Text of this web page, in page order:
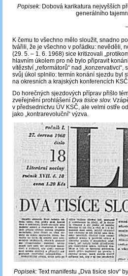
Popisek: Dobová karikatura nejvyšších
generálního
K čemu to všechno mělo sloužit, snadno
tvářili, že je všechno v pořádku: nevěděli,
(29. 5. – 1. 6. 1968) sice kritizovali
hlavním úkolem pro ně bylo připravit
vítězství „reformátorů“ nad
svůj úkol splnilo: termín konání sjezdu byl
na okresních a krajských konferencích
Do horečných sjezdových příprav přišlo
zveřejnění prohlášení Dva tisíce slov.
v předsednictvu ÚV KSČ, ale velmi ostře
jako „kontrarevoluční“ výzva.
Popisek: Text manifestu „Dva tisíce slov“